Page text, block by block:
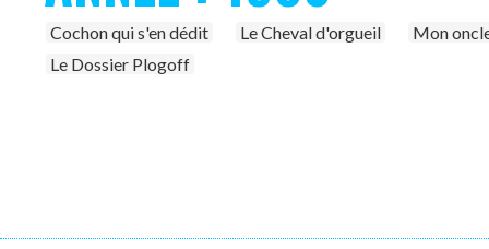
Cochon qui s'en dédit Le Cheval d'orgueil
Mon
Le Dossier Plogoff